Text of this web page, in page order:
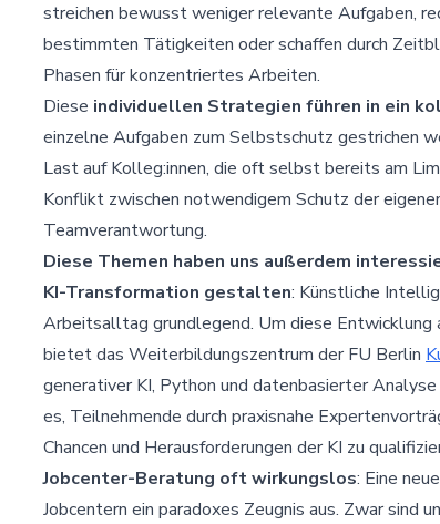
streichen bewusst weniger relevante Aufgaben,
bestimmten Tätigkeiten oder schaffen durch
Phasen für konzentriertes Arbeiten.
Diese individuellen Strategien führen in ein
einzelne Aufgaben zum Selbstschutz gestrichen
Last auf Kolleg:innen, die oft selbst bereits am
Konflikt zwischen notwendigem Schutz der
Teamverantwortung.
Diese Themen haben uns außerdem
KI-Transformation gestalten: Künstliche
Arbeitsalltag grundlegend. Um diese
bietet das Weiterbildungszentrum der FU Berlin
generativer KI, Python und datenbasierter
es, Teilnehmende durch praxisnahe
Chancen und Herausforderungen der KI zu
Jobcenter-Beratung oft wirkungslos: Eine neue
Jobcentern ein paradoxes Zeugnis aus. Zwar sind